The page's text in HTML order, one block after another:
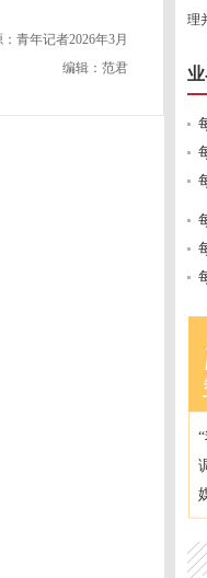
青年记者2026年3月
编辑：范君
理